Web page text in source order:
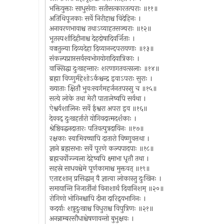
भक्तियुक्ताः साधुसंगाः सतीसत्कारतत्पराः ॥११॥
अतिथिपूजकाः सर्वे निरीहाश्च विदेहिनः ।
अनावरणभावाश्च तथाऽव्याहतसञ्चराः ॥१२॥
भूतस्पर्शादिहीनाश्च देहदोषादिवर्जिताः ।
वज्रतुल्या दिव्यदेहा दिव्यानन्दपरायणाः ॥१३॥
संकल्पप्राप्तसर्वस्वभोगयोगादियात्रिकाः ।
वाक्सिद्धा दुःखहन्तारः शरणागतवत्सलाः ॥१४॥
ब्रह्मा विप्णुर्महेशोऽर्कश्चन्द्र इवाऽपराः सुराः ।
ख्याताः क्षितौ भुवःस्वर्गमहर्जनतपस्सु च ॥१५॥
सत्ये लोके तथा मेरौ पातालेष्वपि सर्वथा ।
ऐश्वर्यशालिनः सर्वे ईश्वरा अपरा इव ॥१६॥
देववद् दुःखहर्तारो योगिवदात्मदर्शकाः ।
श्रेष्ठिवद्धनदातारः पतिवत्पुत्रदायिनः ॥१७॥
रक्षकाः स्वामिवच्चापि दातारो विष्णुवत्तथा ।
ज्ञाने ब्रह्मसभाः सर्वे पूरणे कल्पपादपाः ॥१८॥
ब्रह्मचर्योज्ज्वला देहेष्वपि क्ष्माभा धृतौ तथा ।
सहस्रे साधवश्चेमे पूर्णकामाश्च मुक्तवत् ॥१९॥
एतादृशान् प्रसिद्धान् वै ज्ञात्वा लोकास्तु दुःखिनः ।
समायान्ति निजार्तीनां विनाशार्थं दिवानिशम् ॥२०॥
रोगिणो भोगिनश्चापि दीना दारिद्र्यभागिनः ।
कदर्याः शत्रुदुःखाश्च विधुराश्च विपुत्रिणः ॥२१॥
अनन्नाम्बरसौधाश्चेषणावन्तो बुभुक्षवः ।